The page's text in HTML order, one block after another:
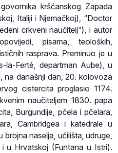
kršćanskog Zapada
Italiji i Njemačkoj), “Doctor
crkveni naučitelj”), i autor
pisama, teoloških,
rasprava. Preminuo je u
la-Ferté, departman Aube), u
na današnji dan, 20. kolovoza
cistercita proglasio 1174.
naučiteljem 1830. papa
Burgundije, pčela i pčelara,
Cambridgea i katedrale u
naselja, učilišta, udruge,
u Hrvatskoj (Funtana u Istri).